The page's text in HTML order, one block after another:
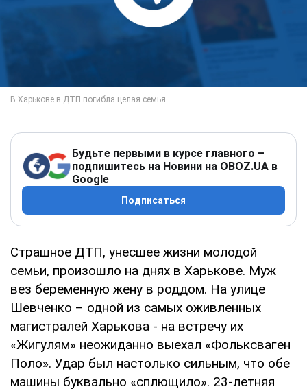
Будьте первыми в курсе главного –
подпишитесь на Новини на OBOZ.UA в
Google
Подписаться
Страшное ДТП, унесшее жизни молодой
семьи, произошло на днях в Харькове. Муж
вез беременную жену в роддом. На улице
Шевченко – одной из самых оживленных
магистралей Харькова - на встречу их
«Жигулям» неожиданно выехал «Фольксваген
Поло». Удар был настолько сильным, что обе
машины буквально «сплющило». 23-летняя